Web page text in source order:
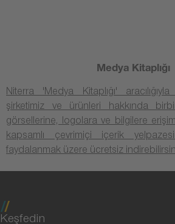
Medya Kitaplığı
Niterra 'Medya Kitaplığı'
şirketimiz ve ürünleri hakkında
görsellerine, logolara ve bilgilere
kapsamlı çevrimiçi içerik
faydalanmak üzere ücretsiz
Keşfedin